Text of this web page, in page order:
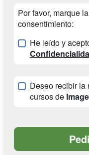
Por favor, marque
consentimiento:
He leído y
Deseo recibir la
cursos de